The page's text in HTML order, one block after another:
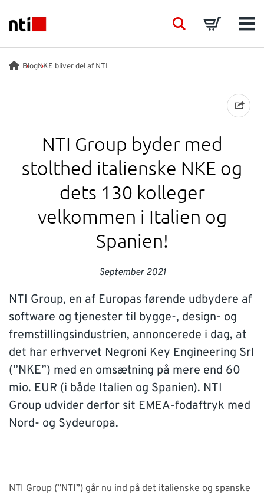
NTI logo
BRANCHER
PRODUKTER
ACADEMY
EVENTS
SUPPORT
WEBSHOP
Har du brug for hjælp?
Kontakt NTI: 70 10 14 00 ( info-dk@nti-group.com)
Hotline: 70 20 42 14 (support-dk@nti-group.com )
España Ireland Ísland Italia Nederland
Norge
SearchBasket
BlogNKE bliver del af NTI
NTI Group byder med
stolthed italienske NKE og
dets 130 kolleger
velkommen i Italien og
Spanien!
September 2021
NTI Group, en af Europas førende udbydere af
software og tjenester til bygge-, design- og
fremstillingsindustrien, annoncerede i dag, at
det har erhvervet Negroni Key Engineering Srl
(”NKE”) med en omsætning på mere end 60
mio. EUR (i både Italien og Spanien). NTI
Group udvider derfor sit EMEA-fodaftryk med
Nord- og Sydeuropa.
NTI Group (”NTI”) går nu ind på det italienske og spanske